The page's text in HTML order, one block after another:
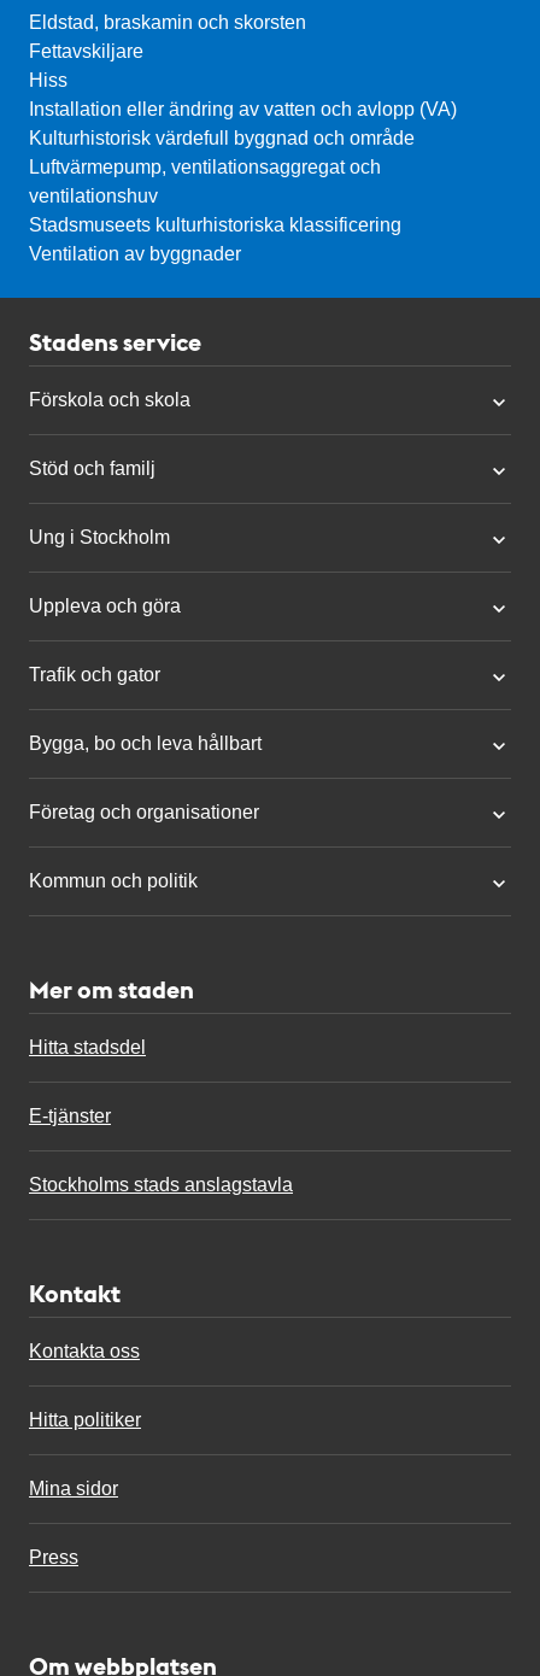
Eldstad, braskamin och skorsten
Fettavskiljare
Hiss
Installation eller ändring av vatten och avlopp (VA)
Kulturhistorisk värdefull byggnad och område
Luftvärmepump, ventilationsaggregat och
ventilationshuv
Stadsmuseets kulturhistoriska klassificering
Ventilation av byggnader
Stadens service
Förskola och skola
Stöd och familj
Ung i Stockholm
Uppleva och göra
Trafik och gator
Bygga, bo och leva hållbart
Företag och organisationer
Kommun och politik
Mer om staden
Hitta stadsdel
E-tjänster
Stockholms stads anslagstavla
Kontakt
Kontakta oss
Hitta politiker
Mina sidor
Press
Om webbplatsen